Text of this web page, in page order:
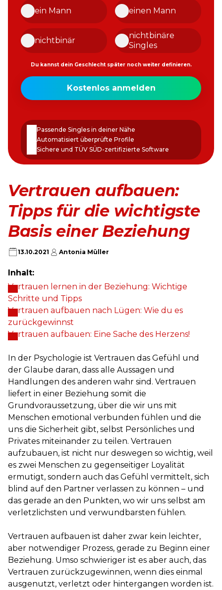
ein Mann
nichtbinär
einen Mann
nichtbinäre
Singles
Du kannst dein Geschlecht später noch weiter definieren.
Meine
E-
erstellen
Kostenlos anmelden
Passende Singles in deiner Nähe
Automatisiert überprüfte Profile
Sichere und TÜV SÜD-zertifizierte Software
Vertrauen aufbauen:
Tipps für die wichtigste
Basis einer Beziehung
13.10.2021 Antonia Müller
Inhalt:
Vertrauen lernen in der Beziehung: Wichtige
Schritte und Tipps
Vertrauen aufbauen nach Lügen: Wie du es
zurückgewinnst
Vertrauen aufbauen: Eine Sache des Herzens!
In der Psychologie ist Vertrauen das Gefühl und
der Glaube daran, dass alle Aussagen und
Handlungen des anderen wahr sind. Vertrauen
liefert in einer Beziehung somit die
Grundvoraussetzung, über die wir uns mit
Menschen emotional verbunden fühlen und die
uns die Sicherheit gibt, selbst Persönliches und
Privates miteinander zu teilen. Vertrauen
aufzubauen, ist nicht nur deswegen so wichtig, weil
es zwei Menschen zu gegenseitiger Loyalität
ermutigt, sondern auch das Gefühl vermittelt, sich
blind auf den Partner verlassen zu können – und
das gerade an den Punkten, wo wir uns selbst am
verletzlichsten und verwundbarsten fühlen.
Vertrauen aufbauen ist daher zwar kein leichter,
aber notwendiger Prozess, gerade zu Beginn einer
Beziehung. Umso schwieriger ist es aber auch, das
Vertrauen zurückzugewinnen, wenn dies einmal
ausgenutzt, verletzt oder hintergangen worden ist.